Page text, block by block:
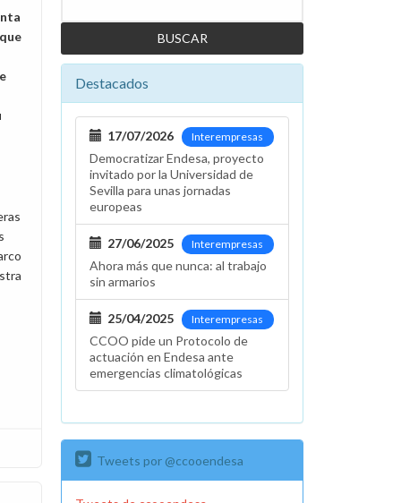
Destacados
Interempresas
17/07/2026
Democratizar Endesa, proyecto
invitado por la Universidad de
Sevilla para unas jornadas
europeas
Interempresas
27/06/2025
Ahora más que nunca: al trabajo
sin armarios
Interempresas
25/04/2025
CCOO pide un Protocolo de
actuación en Endesa ante
emergencias climatológicas
Tweets por @ccooendesa